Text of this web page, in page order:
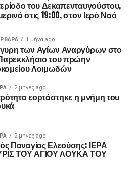
του Δεκαπενταυγούστου,
στις 19:00, στον Ιερό Ναό
1 μήνα ago
των Αγίων Αναργύρων στο
του πρώην
Λοιμωδών
2 μήνες ago
εορτάστηκε η μνήμη του
2 μήνες ago
Παναγίας Ελεούσης: ΙΕΡΑ
ΤΟΥ ΑΓΙΟΥ ΛΟΥΚΑ ΤΟΥ